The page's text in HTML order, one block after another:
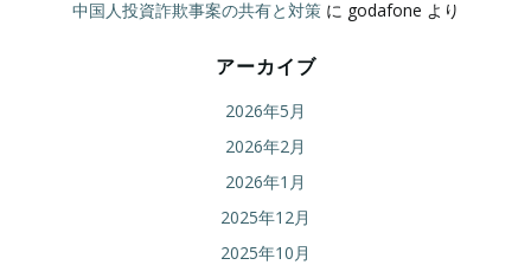
中国人投資詐欺事案の共有と対策に godafone より
アーカイブ
2026年5月
2026年2月
2026年1月
2025年12月
2025年10月